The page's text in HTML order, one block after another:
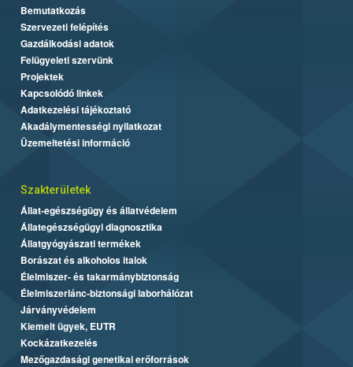
Bemutatkozás
Szervezeti felépítés
Gazdálkodási adatok
Felügyeleti szervünk
Projektek
Kapcsolódó linkek
Adatkezelési tájékoztató
Akadálymentességi nyilatkozat
Üzemeltetési információ
Szakterületek
Állat-egészségügy és állatvédelem
Állategészségügyi diagnosztika
Állatgyógyászati termékek
Borászat és alkoholos italok
Élelmiszer- és takarmánybiztonság
Élelmiszerlánc-biztonsági laborhálózat
Járványvédelem
Kiemelt ügyek, EUTR
Kockázatkezelés
Mezőgazdasági genetikai erőforrások